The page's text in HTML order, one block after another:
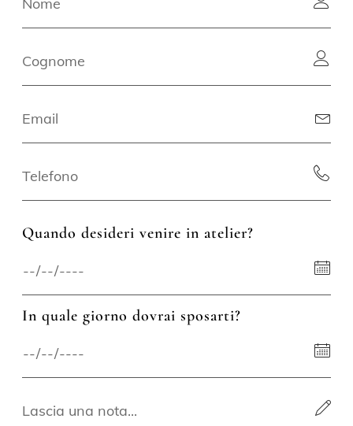
Quando desideri venire in atelier?
In quale giorno dovrai sposarti?